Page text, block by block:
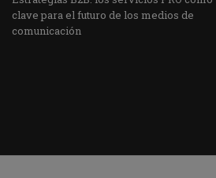
clave para el futuro de los medios de
comunicación